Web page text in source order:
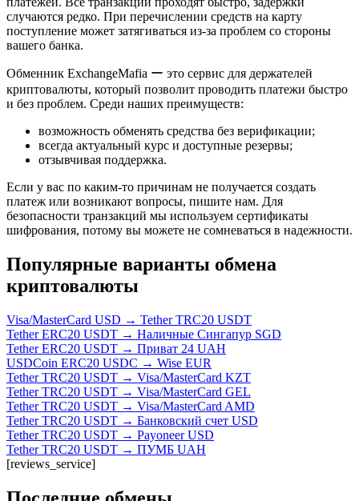
случаются редко. При перечислении средств на карту
поступление может затягиваться из-за проблем со стороны
вашего банка.
Обменник ExchangeMafia ー это сервис для держателей
криптовалюты, который позволит проводить платежи быстро
и без проблем. Среди наших преимуществ:
возможность обменять средства без верификации;
всегда актуальный курс и доступные резервы;
отзывчивая поддержка.
Если у вас по каким-то причинам не получается создать
платеж или возникают вопросы, пишите нам. Для
безопасности транзакций мы используем сертификаты
шифрования, потому вы можете не сомневаться в надежности.
Популярные варианты обмена
криптовалюты
Visa/MasterCard USD → Tether TRC20 USDT
Tether ERC20 USDT → Наличные Сингапур SGD
Tether ERC20 USDT → Приват 24 UAH
USDCoin ERC20 USDC → Wise EUR
Tether TRC20 USDT → Visa/MasterCard KZT
Tether TRC20 USDT → Visa/MasterCard GEL
Tether TRC20 USDT → Visa/MasterCard AMD
Tether TRC20 USDT → Банковский счет USD
Tether TRC20 USDT → Payoneer USD
Tether TRC20 USDT → ПУМБ UAH
[reviews_service]